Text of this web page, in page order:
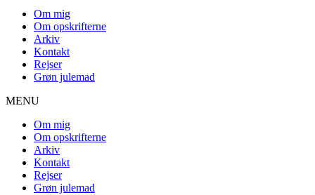
Om mig
Om opskrifterne
Arkiv
Kontakt
Rejser
Grøn julemad
MENU
Om mig
Om opskrifterne
Arkiv
Kontakt
Rejser
Grøn julemad